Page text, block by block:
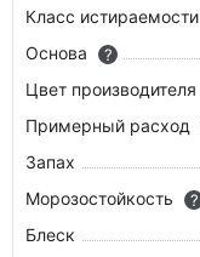
Класс истираемости
Основа
?
Цвет производителя
Примерный расход
Запах
Морозостойкость
?
Блеск